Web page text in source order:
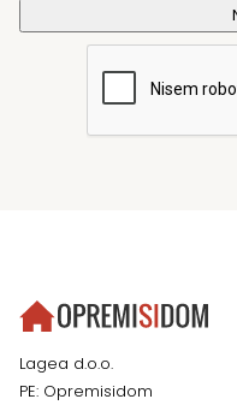
Lagea d.o.o.
PE: Opremisidom